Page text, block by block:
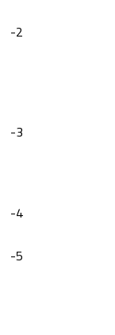
2-
3-
4-
5-